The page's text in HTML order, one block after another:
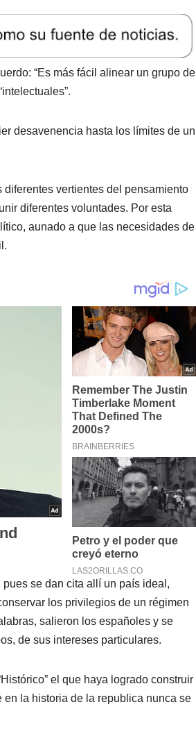
“Es más fácil alinear un grupo de
desavenencia hasta los límites de un
vertientes del pensamiento
diferentes voluntades. Por esta
aunado a que las necesidades de
se dan cita allí un país ideal,
los privilegios de un régimen
salieron los españoles y se
de sus intereses particulares.
el que haya logrado construir
la historia de la republica nunca se